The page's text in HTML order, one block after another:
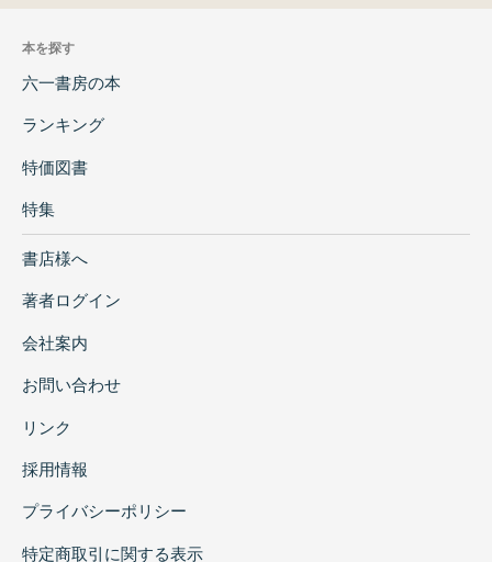
本を探す
六一書房の本
ランキング
特価図書
特集
書店様へ
著者ログイン
会社案内
お問い合わせ
リンク
採用情報
プライバシーポリシー
特定商取引に関する表示